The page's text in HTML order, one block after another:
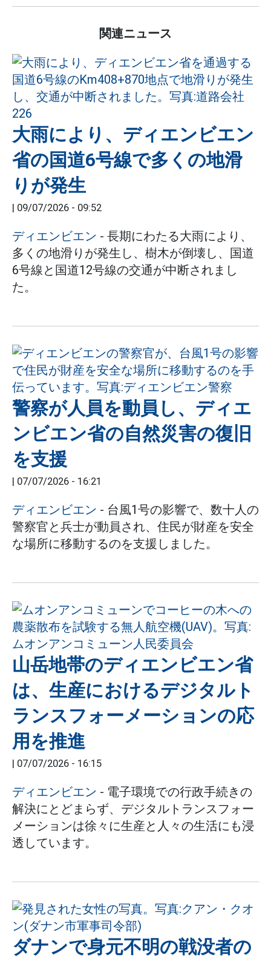
関連ニュース
大雨により、ディエンビエン
省の国道6号線で多くの地滑
りが発生
| 09/07/2026 - 09:52
ディエンビエン - 長期にわたる大雨により、
多くの地滑りが発生し、樹木が倒壊し、国道
6号線と国道12号線の交通が中断されまし
た。
警察が人員を動員し、ディエ
ンビエン省の自然災害の復旧
を支援
| 07/07/2026 - 16:21
ディエンビエン - 台風1号の影響で、数十人の
警察官と兵士が動員され、住民が財産を安全
な場所に移動するのを支援しました。
山岳地帯のディエンビエン省
は、生産におけるデジタルト
ランスフォーメーションの応
用を推進
| 07/07/2026 - 16:15
ディエンビエン - 電子環境での行政手続きの
解決にとどまらず、デジタルトランスフォー
メーションは徐々に生産と人々の生活にも浸
透しています。
ダナンで身元不明の戦没者の